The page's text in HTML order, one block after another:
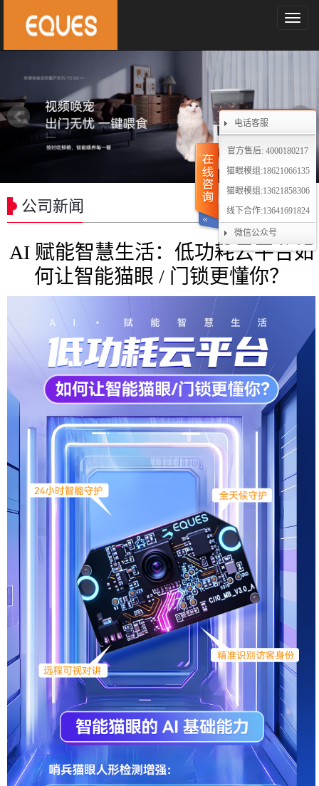
电话客服
官方售后: 4000180217
猫眼模组:18621066135
猫眼模组:13621858306
线下合作:13641691824
微信公众号
导
菜
公司新闻
AI 赋能智慧生活：低功耗云平台如
何让智能猫眼 / 门锁更懂你？